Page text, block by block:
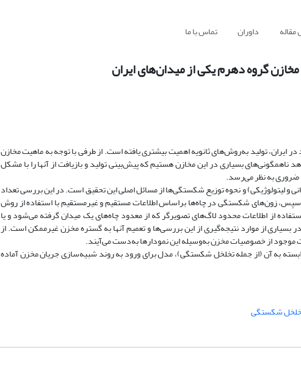
داوران تماس با ما
گروه دهرم یکی از میدان‌های ایران
ایران، تولید به‌روش‌های ثانویه اهمیت بیشتری یافته است. از طرفی با توجه به ماهیت مخازن
ناهمگونی‌های بسیاری در این مخازن هستیم که پیش‌بینی تولید و بازیافت از آنها را با مشکل
ضروری به نظر می‌رسد.
لیتولوژیکی) و نحوه توزیع شکستگی‌ها از مسائل اصلی این تحقیق است. در این بررسی تعداد
سپس، زون‌های شکستگی در چاه‌ها براساس اطلاعات مستقیم و غیرمستقیم با استفاده از روش
از اطلاعات محدود لاگ‌های تصویرگر که از معدود چاه‌های یک میدان گرفته می‌شود و یا
از موارد نتیجه‌گیری از این بررسی‌ها و تعمیم آنها به گستره مخزن غیرممکن است. از
موجود از خصوصیات مخزن به‌وسیله این نمودارها به‌دست می‌آیند.
به آن (از جمله تخلخل شکستگی)، مدل برای ورود به روند شبیه‌سازی جریان مخزن آماده
شکستگی